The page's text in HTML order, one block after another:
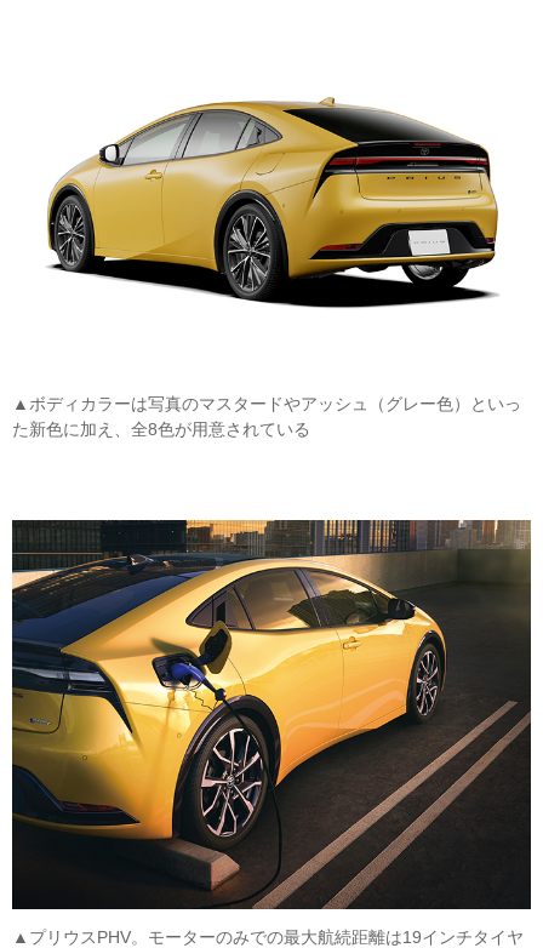
▲ボディカラーは写真のマスタードやアッシュ（グレー色）といっ
た新色に加え、全8色が用意されている
▲プリウスPHV。モーターのみでの最大航続距離は19インチタイヤ